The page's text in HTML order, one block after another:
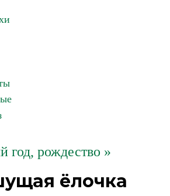
год, рождество »
ёлочка